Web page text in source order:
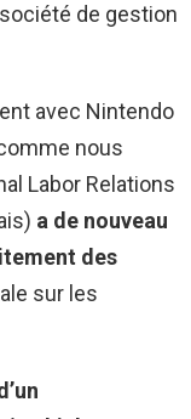
de gestion
avec Nintendo
nous
Labor Relations
a de nouveau
des
sur les